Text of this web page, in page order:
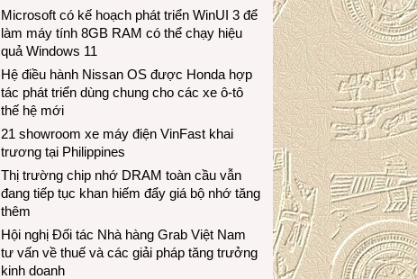
Microsoft có kế hoạch phát triển WinUI 3 để
làm máy tính 8GB RAM có thể chạy hiệu
quả Windows 11
Hệ điều hành Nissan OS được Honda hợp
tác phát triển dùng chung cho các xe ô-tô
thế hệ mới
21 showroom xe máy điện VinFast khai
trương tại Philippines
Thị trường chip nhớ DRAM toàn cầu vẫn
đang tiếp tục khan hiếm đẩy giá bộ nhớ tăng
thêm
Hội nghị Đối tác Nhà hàng Grab Việt Nam
tư vấn về thuế và các giải pháp tăng trưởng
kinh doanh